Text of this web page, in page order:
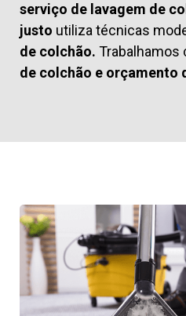
serviço de lavagem de
justo utiliza técnicas
de colchão. Trabalhamos
de colchão e orçamento